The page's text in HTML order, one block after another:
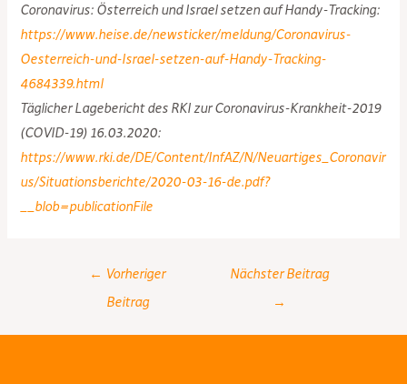
Coronavirus: Österreich und Israel setzen auf Handy-Tracking:
https://www.heise.de/newsticker/meldung/Coronavirus-
Oesterreich-und-Israel-setzen-auf-Handy-Tracking-
4684339.html
Täglicher Lagebericht des RKI zur Coronavirus-Krankheit-2019
(COVID-19) 16.03.2020:
https://www.rki.de/DE/Content/InfAZ/N/Neuartiges_Coronavir
us/Situationsberichte/2020-03-16-de.pdf?
__blob=publicationFile
navigation
← Vorheriger
Beitrag
Nächster Beitrag
→